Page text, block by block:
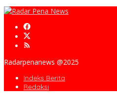
Radarpenanews @2025
Indeks Berita
Redaksi